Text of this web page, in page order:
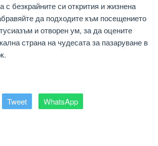
с безкрайните си открития и жизнена
да подходите към посещението
и отворен ум, за да оцените
страна на чудесата за пазаруване в
Tweet WhatsApp